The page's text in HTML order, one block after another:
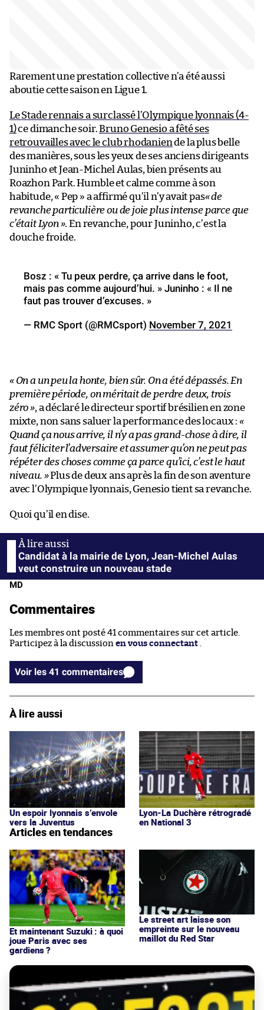
Rarement une prestation collective n’a été aussi
aboutie cette saison en Ligue 1.
Le Stade rennais a surclassé l’Olympique lyonnais (4-
1)ce dimanche soir.Bruno Genesio a fêté ses
retrouvailles avec le club rhodaniende la plus belle
des manières, sous les yeux de ses anciens dirigeants
Juninho et Jean-Michel Aulas, bien présents au
Roazhon Park. Humble et calme comme à son
habitude, « Pep » a affirmé qu’il n’y avait pas« de
revanche particulière ou de joie plus intense parce que
c’était Lyon ». En revanche, pour Juninho, c’est la
douche froide.
Bosz : « Tu peux perdre, ça arrive dans le foot,
mais pas comme aujourd’hui. » Juninho : « Il ne
faut pas trouver d’excuses. »
— RMC Sport (@RMCsport) November 7, 2021
« On a un peu la honte, bien sûr. On a été dépassés. En
première période, on méritait de perdre deux, trois
zéro », a déclaré le directeur sportif brésilien en zone
mixte, non sans saluer la performance des locaux : «
Quand ça nous arrive, il n’y a pas grand-chose à dire, il
faut féliciter l’adversaire et assumer qu’on ne peut pas
répéter des choses comme ça parce qu’ici, c’est le haut
niveau. »Plus de deux ans après la fin de son aventure
avec l’Olympique lyonnais, Genesio tient sa revanche.
Quoi qu’il en dise.
Candidat à la mairie de Lyon, Jean-Michel Aulas
veut construire un nouveau stade
MD
Commentaires
Les membres ont posté 41 commentaires sur cet article.
Participez à la discussion en vous connectant
Voir les 41 commentaires
À lire aussi
Un espoir lyonnais s’envole
vers la Juventus
Lyon-La Duchère rétrogradé
en National 3
Articles en tendances
Et maintenant Suzuki : à quoi
joue Paris avec ses
gardiens ?
Le street art laisse son
empreinte sur le nouveau
maillot du Red Star